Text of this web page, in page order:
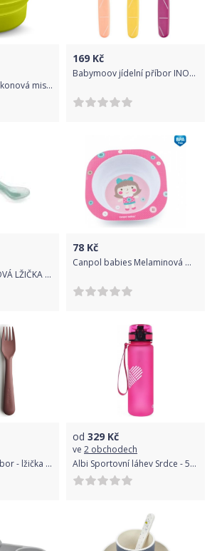
Nuvita Skládací silikonová miska 540ml, zelená
169 Kč
Babymoov jídelní příbor INOX Peach
Suavinex SILIKONOVÁ LŽIČKA HYGGE zelená
78 Kč
Canpol babies Melaminová miska Toys 230 ml - růžová
MUSHIE dětský příbor - lžička a vidlička Woodchuck
od 329 Kč
ve 2 obchodech
Albi Sportovní láhev Srdce - 500 ml